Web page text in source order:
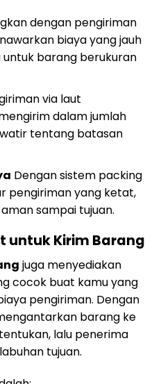
dengan pengiriman
biaya yang jauh
barang berukuran
via laut
dalam jumlah
tentang batasan
Dengan sistem packing
pengiriman yang ketat,
sampai tujuan.
untuk Kirim Barang
juga menyediakan
cocok buat kamu yang
pengiriman. Dengan
barang ke
lalu penerima
tujuan.